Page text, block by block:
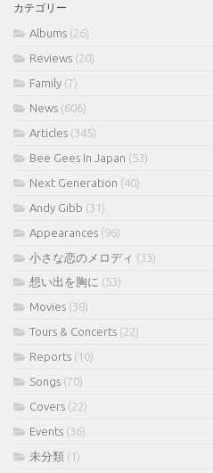
ブ
カテゴリー
Albums (26)
Reviews (20)
Family (7)
News (606)
Articles (345)
Bee Gees In Japan (53)
Next Generation (40)
Andy Gibb (31)
Appearances (96)
小さな恋のメロディ (33)
想い出を胸に (53)
Movies (38)
Tours & Concerts (22)
Reports (10)
Songs (70)
Covers (22)
Events (36)
未分類 (1)